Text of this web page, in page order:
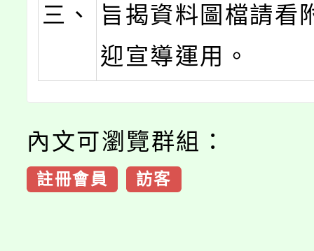
三、
旨揭資料圖檔請看
迎宣導運用。
內文可瀏覽群組：
註冊會員 訪客